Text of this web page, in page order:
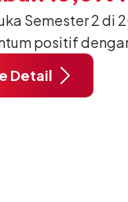
Semester 2 di
positif
pada Juli
periode
Detail